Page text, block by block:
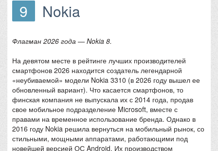
9 Nokia
Флагман 2026 года — Nokia 8.
На девятом месте в рейтинге лучших производителей
смартфонов 2026 находится создатель легендарной
«неубиваемой» модели Nokia 3310 (в 2026 году вышел ее
обновленный вариант). Что касается смартфонов, то
финская компания не выпускала их с 2014 года, продав
свое мобильное подразделение Microsoft, вместе с
правами на временное использование бренда. Однако в
2016 году Nokia решила вернуться на мобильный рынок, со
стильными, мощными аппаратами, работающими под
новейшей версией ОС Android. Их производством